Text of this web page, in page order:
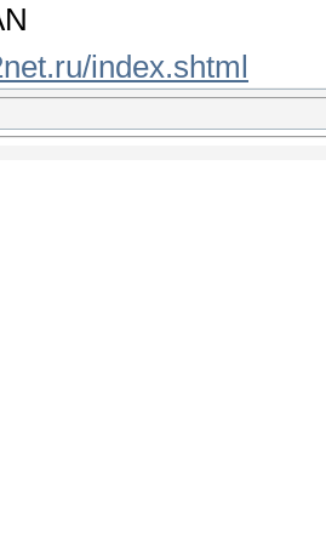
index.shtml